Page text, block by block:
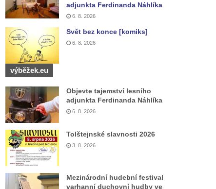
adjunkta Ferdinanda Náhlíka
6. 8. 2026
Svět bez konce [komiks]
6. 8. 2026
výběžek.eu
Objevte tajemství lesního
adjunkta Ferdinanda Náhlíka
6. 8. 2026
Tolštejnské slavnosti 2026
3. 8. 2026
Mezinárodní hudební festival
varhanní duchovní hudby ve